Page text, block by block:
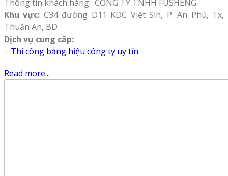
Thông tin khách hàng : CÔNG TY TNHH FUSHENG
Khu vực: C34 đường D11 KDC Việt Sin, P. An Phú, Tx,
Thuận An, BD
Dịch vụ cung cấp:
– Thi công bảng hiệu công ty uy tín
Read more...